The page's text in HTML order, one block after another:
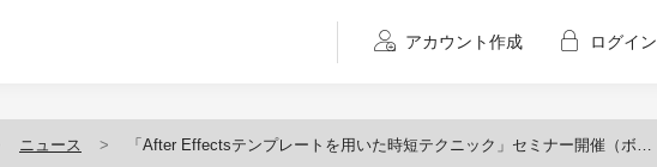
アカウント作成 ログイン
ニュース 「After Effectsテンプレートを用いた時短テクニック」セミナー開催（ボーンデジタル）